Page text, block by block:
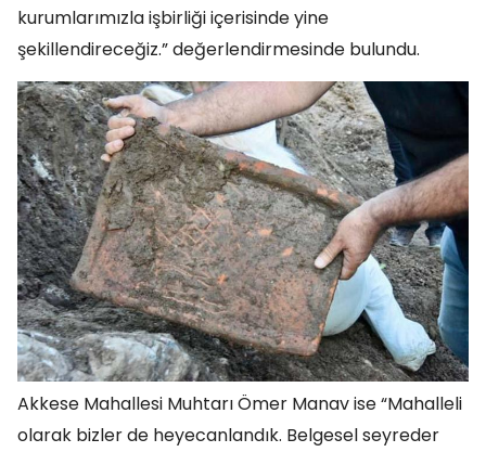
kurumlarımızla işbirliği içerisinde yine
şekillendireceğiz.” değerlendirmesinde bulundu.
Akkese Mahallesi Muhtarı Ömer Manav ise “Mahalleli
olarak bizler de heyecanlandık. Belgesel seyreder